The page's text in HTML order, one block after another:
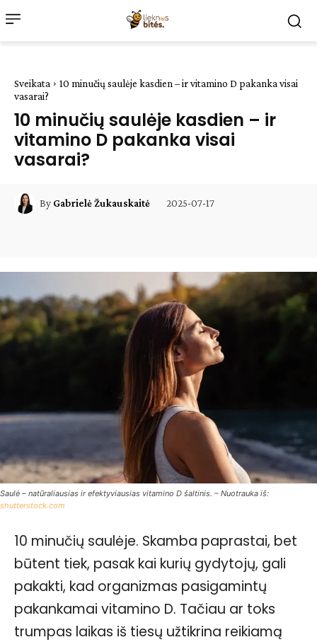
Sveikata
10 minučių saulėje kasdien – ir vitamino D pakanka visai
vasarai?
10 minučių saulėje kasdien – ir
vitamino D pakanka visai
vasarai?
By Gabrielė Žukauskaitė 2025-07-17
Saulė – natūraliausias ir efektyviausias vitamino D šaltinis. – Nuotrauka iš:
shutterstock.com
10 minučių saulėje. Skamba paprastai, bet
būtent tiek, pasak kai kurių gydytojų, gali
pakakti, kad organizmas pasigamintų
pakankamai vitamino D. Tačiau ar toks
trumpas laikas iš tiesų užtikrina reikiamą